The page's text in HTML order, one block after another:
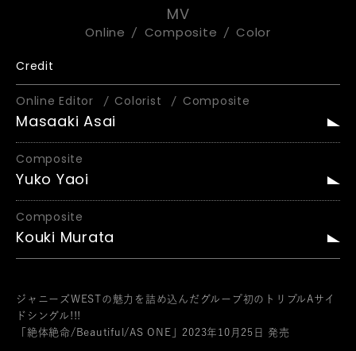
MV
Online Composite Color
Credit
Online Editor Colorist Composite
Masaaki Asai
Composite
Yuko Yaoi
Composite
Kouki Murata
ジャニーズWESTの魅力を詰め込んだグループ初のトリプルAサイ
ドシングル!!!
「絶体絶命/Beautiful/AS ONE」2023年10月25日 発売